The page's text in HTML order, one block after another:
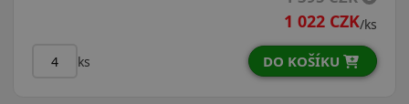
1 022 CZK/ks
ks DO KOŠÍKU